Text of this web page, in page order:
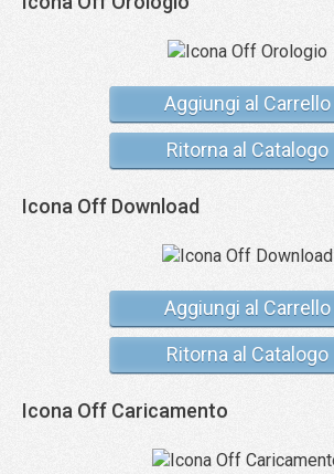
Aggiungi al Carrello
Ritorna al Catalogo
Icona Off Download
Aggiungi al Carrello
Ritorna al Catalogo
Icona Off Caricamento